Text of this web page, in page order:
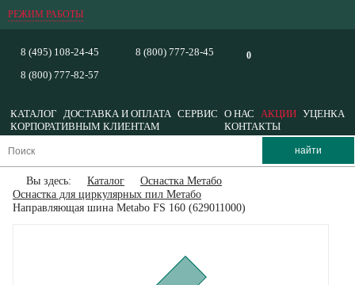
РЕЖИМ РАБОТЫ
0
8 (495) 108-24-45
8 (800) 777-82-57
8 (800) 777-28-45
КАТАЛОГ ДОСТАВКА И ОПЛАТА СЕРВИС О НАС АКЦИИ УЦЕНКА
КОРПОРАТИВНЫМ КЛИЕНТАМ
КОНТАКТЫ
Вы здесь: Каталог
Оснастка Метабо
Оснастка для циркулярных пил Метабо
Направляющая шина Metabo FS 160 (629011000)